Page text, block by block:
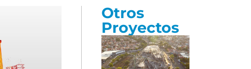
Otros
Proyectos